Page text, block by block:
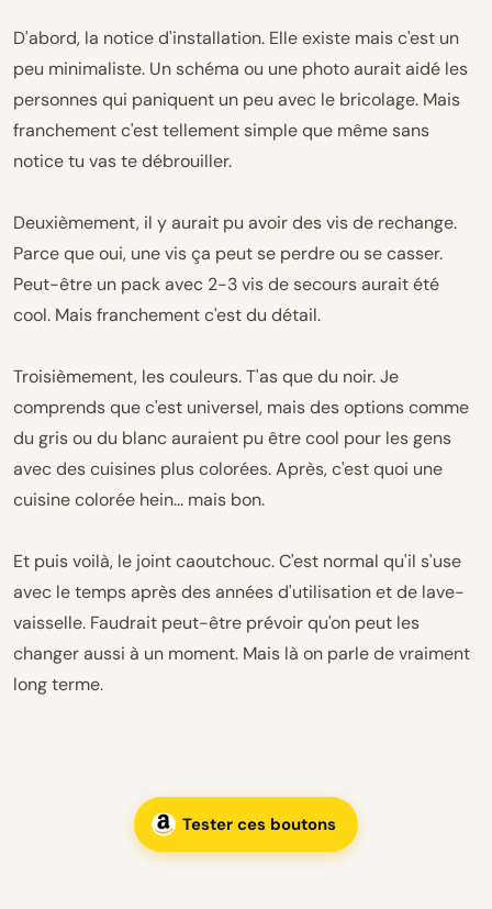
D'abord, la notice d'installation. Elle existe mais c'est un
peu minimaliste. Un schéma ou une photo aurait aidé les
personnes qui paniquent un peu avec le bricolage. Mais
franchement c'est tellement simple que même sans
notice tu vas te débrouiller.
Deuxièmement, il y aurait pu avoir des vis de rechange.
Parce que oui, une vis ça peut se perdre ou se casser.
Peut-être un pack avec 2-3 vis de secours aurait été
cool. Mais franchement c'est du détail.
Troisièmement, les couleurs. T'as que du noir. Je
comprends que c'est universel, mais des options comme
du gris ou du blanc auraient pu être cool pour les gens
avec des cuisines plus colorées. Après, c'est quoi une
cuisine colorée hein... mais bon.
Et puis voilà, le joint caoutchouc. C'est normal qu'il s'use
avec le temps après des années d'utilisation et de lave-
vaisselle. Faudrait peut-être prévoir qu'on peut les
changer aussi à un moment. Mais là on parle de vraiment
long terme.
Tester ces boutons